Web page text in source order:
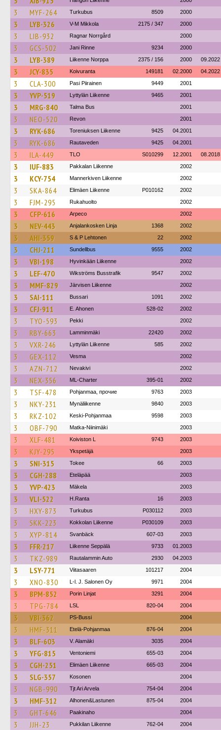
3 MYF-264 Turkubus 8509 2000
3 LYB-326 V-M Mikkola 2175 / 347 2000
3 LIB-932 Ragnar Norrgård 2000
3 GCS-502 Jani Rinne 9234 2000
3 LYB-389 Liikenne Norppa 2375 / 156 2000 09.2022
3 JCY-835 Koivuranta 149181 02.2000 04.2022
3 CLA-300 Pasi Piirainen 9449 2001
3 YVP-519 Lyttylän Liikenne 9465 2001
3 MRG-840 Talma Bus 2001
3 NEO-520 Revon 2001
3 RYK-686 Toreniuksen Liikenne 9425 04.2001
3 RYK-686 Rautaveden 9425 04.2001
3 ILA-449 TLO S010299 12.2001 08.2018
3 IUF-883 Pakkalan Liikenne 2002
3 KCY-754 Mannerkiven Liikenne 2002
3 SKA-864 Elimäen Liikenne P010162 2002
3 FJM-295 Rukahuolto 2002
3 CFP-616 Arpeco 2002
3 NEV-443 Anjalankosken Linja 1368 2002
3 AHI-359 S & P Lehtonen 22 2002
3 CHJ-211 Sundellbus 9555 2002
3 VBI-198 Hyvinkään Liikenne 2002
3 LEF-470 Wikströms Busstrafik 9547 2002
3 MMF-829 Järvisen Liikenne 2002
3 SAI-111 Bussari 1091 2002
3 CFJ-911 E. Ahonen 528-02 2002
3 TYO-593 Pekki 2002
3 RBY-663 Lamminmäki 22420 2002
3 VXR-246 Lyttylän Liikenne 585 2002
3 GEX-112 Vesma 2002
3 AZN-712 Nevakivi 2002
3 NEX-356 ML-Charter 395-01 2002
3 TSF-478 Pohjanmaa, прочие 9763 2003
3 NKY-231 Mynäliikenne 9840 2003
3 RKZ-102 Keski-Pohjanmaa 9598 2003
3 OBF-790 Matka-Niinimäki 2003
3 XLF-481 Koiviston L 9743 2003
3 KJY-295 Ykspetäjä 2003
3 SNI-315 Tokee 66 2003
3 CGH-288 Eteläpää 2003
3 YVP-423 Mäkela 2003
3 VLI-522 H.Ranta 16 2003
3 HXY-873 Turkubus P030112 2003
3 SKK-223 Kokkolan Liikenne P030109 2003
3 XYP-814 Svanbäck 607-03 2003
3 FFR-217 Liikenne Seppälä 9733 01.2003
3 TKZ-989 Rautalammin Auto 2930 04.2003
3 LSY-771 Viitasaaren 101217 2004
3 XNO-830 L-l. J. Salonen Oy 9971 2004
3 BPM-852 Porin Linjat 3291 2004
3 TPG-784 LSL 820-04 2004
3 VBI-362 PS-Bussi 2004
3 HMF-311 Etelä-Pohjanmaa 876-04 2004
3 BLF-603 V. Alamäki 3035 2004
3 YFG-815 Ventoniemi 655-03 2004
3 CGH-251 Elimäen Liikenne 665-03 2004
3 SLG-357 Kosonen 2004
3 NGB-990 Tjt Ari Arvela 754-04 2004
3 HMF-312 Alhonen&Lastunen 875-04 2004
3 GHT-646 Paakinaho 2004
3 JJH-23 Pukkilan Liikenne 762-04 2004